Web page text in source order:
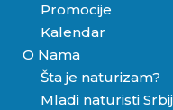
Promocije
Kalendar
O Nama
Šta je naturizam?
Mladi naturisti